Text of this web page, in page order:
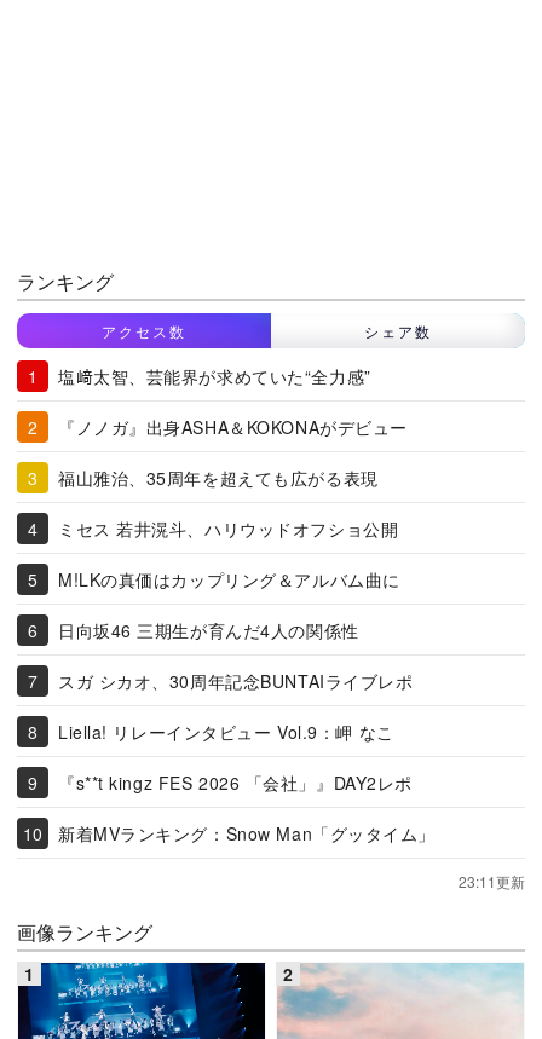
ランキング
アクセス数 シェア数
塩﨑太智、芸能界が求めていた“全力感”
『ノノガ』出身ASHA＆KOKONAがデビュー
福山雅治、35周年を超えても広がる表現
ミセス 若井滉斗、ハリウッドオフショ公開
M!LKの真価はカップリング＆アルバム曲に
日向坂46 三期生が育んだ4人の関係性
スガ シカオ、30周年記念BUNTAIライブレポ
Liella! リレーインタビュー Vol.9：岬 なこ
『s**t kingz FES 2026 「会社」』DAY2レポ
新着MVランキング：Snow Man「グッタイム」
23:11更新
画像ランキング